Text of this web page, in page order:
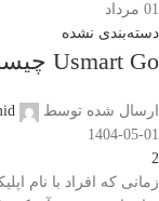
01 مرداد
دسته‌بندی نشده
Usmart Go چیست ؟
ارسال شده توسط
1404-05-01
2